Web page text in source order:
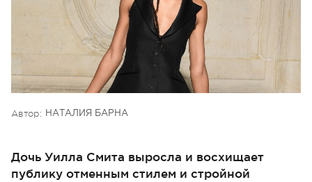
Автор: НАТАЛИЯ БАРНА
Дочь Уилла Смита выросла и восхищает
публику отменным стилем и стройной